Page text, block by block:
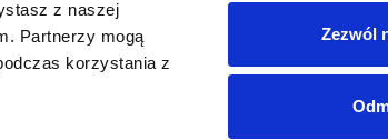
z naszej
Partnerzy mogą
korzystania z
Zezwól